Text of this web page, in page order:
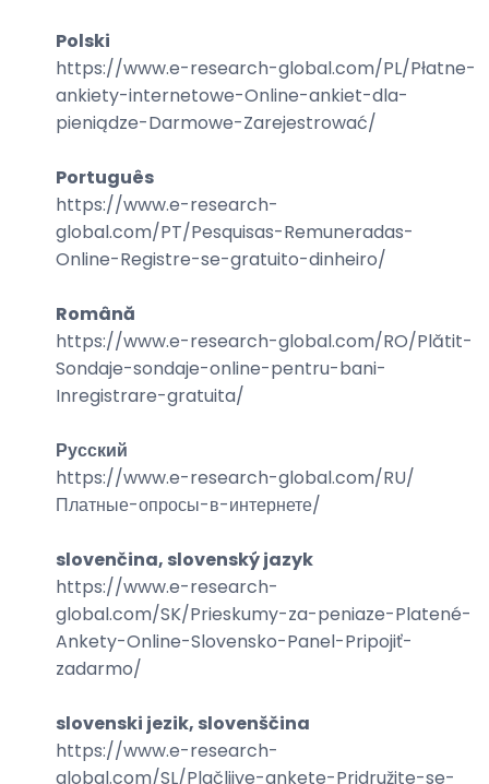
Polski
https://www.e-research-global.com/PL/Płatne-
ankiety-internetowe-Online-ankiet-dla-
pieniądze-Darmowe-Zarejestrować/
Português
https://www.e-research-
global.com/PT/Pesquisas-Remuneradas-
Online-Registre-se-gratuito-dinheiro/
Română
https://www.e-research-global.com/RO/Plătit-
Sondaje-sondaje-online-pentru-bani-
Inregistrare-gratuita/
Русский
https://www.e-research-global.com/RU/
Платные-опросы-в-интернете/
slovenčina, slovenský jazyk
https://www.e-research-
global.com/SK/Prieskumy-za-peniaze-Platené-
Ankety-Online-Slovensko-Panel-Pripojiť-
zadarmo/
slovenski jezik, slovenščina
https://www.e-research-
global.com/SL/Plačljive-ankete-Pridružite-se-